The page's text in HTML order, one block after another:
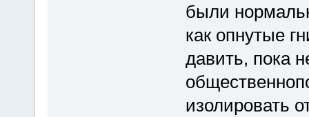
были
как опнутые
давить, пока
изолировать